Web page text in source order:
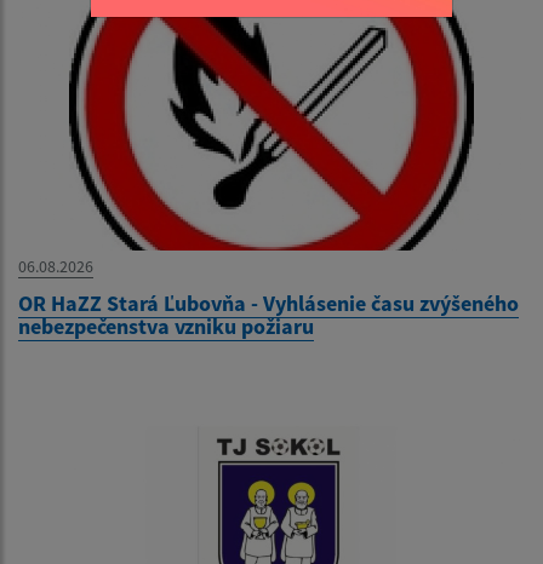
06.08.2026
OR HaZZ Stará Ľubovňa - Vyhlásenie času zvýšeného
nebezpečenstva vzniku požiaru